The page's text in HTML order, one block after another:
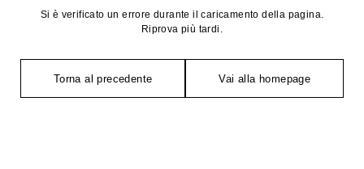
Si è verificato un errore durante il caricamento della pagina.
Riprova più tardi.
Torna al precedente Vai alla homepage